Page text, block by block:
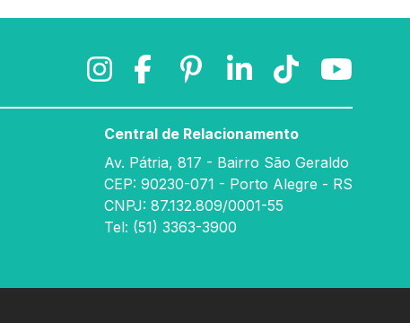
Central de Relacionamento
Av. Pátria, 817 - Bairro São Geraldo
CEP: 90230-071 - Porto Alegre - RS
CNPJ: 87.132.809/0001-55
Tel: (51) 3363-3900